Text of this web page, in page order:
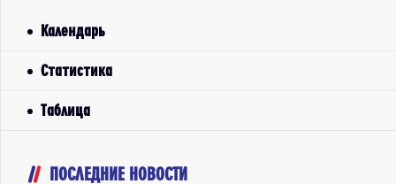
Календарь
Статистика
Таблица
ПОСЛЕДНИЕ НОВОСТИ